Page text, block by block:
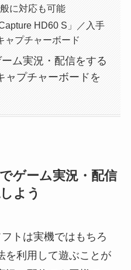
に対応も可能
HD60 S」／入手
ャプチャーボード
ム実況・配信をする
ャプチャーボードを
ゲーム実況・配信
よう
トは実機ではもちろ
を利用して遊ぶことが